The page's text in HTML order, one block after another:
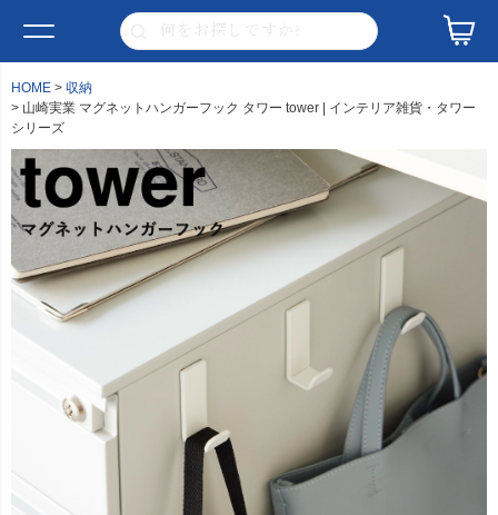
HOME
収納
山崎実業 マグネットハンガーフック タワー tower | インテリア雑貨・タワー
シリーズ